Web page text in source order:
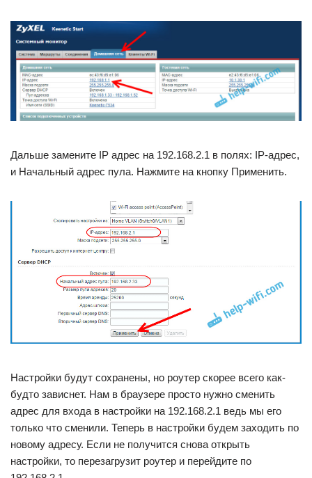
Дальше замените IP адрес на 192.168.2.1 в полях: IP-адрес,
и Начальный адрес пула. Нажмите на кнопку Применить.
Настройки будут сохранены, но роутер скорее всего как-
будто зависнет. Нам в браузере просто нужно сменить
адрес для входа в настройки на 192.168.2.1 ведь мы его
только что сменили. Теперь в настройки будем заходить по
новому адресу. Если не получится снова открыть
настройки, то перезагрузит роутер и перейдите по